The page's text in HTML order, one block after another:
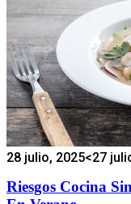
28 julio, 2025<27
Riesgos Cocina